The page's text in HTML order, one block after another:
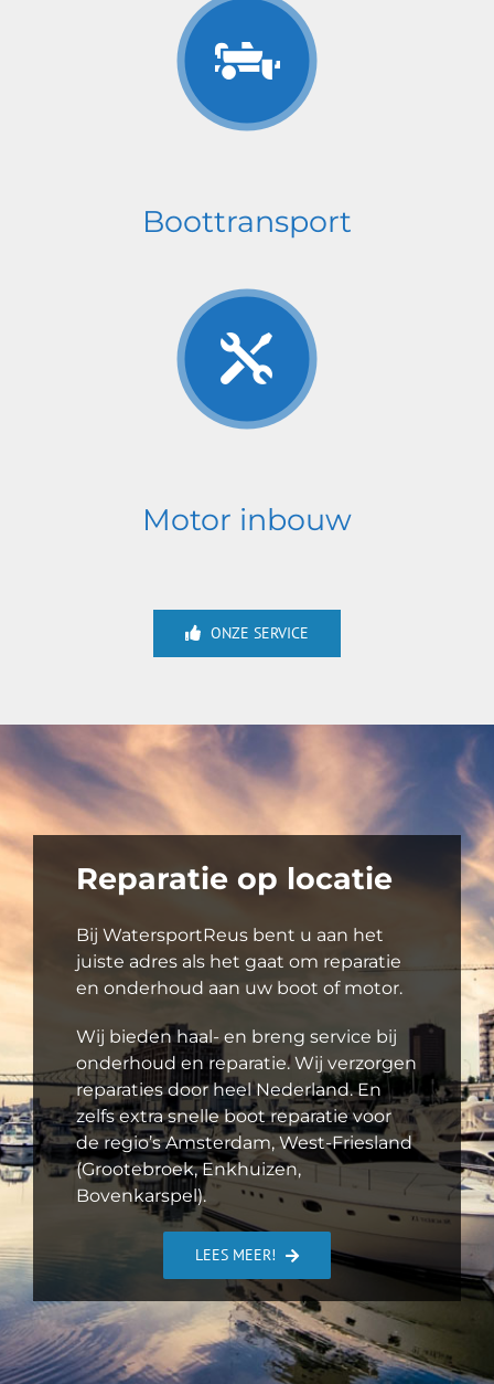
Boottransport
Motor inbouw
ONZE SERVICE
Reparatie op locatie
Bij WatersportReus bent u aan het
juiste adres als het gaat om reparatie
en onderhoud aan uw boot of motor.
Wij bieden haal- en breng service bij
onderhoud en reparatie. Wij verzorgen
reparaties door heel Nederland. En
zelfs extra snelle boot reparatie voor
de regio’s Amsterdam, West-Friesland
(Grootebroek, Enkhuizen,
Bovenkarspel).
LEES MEER!